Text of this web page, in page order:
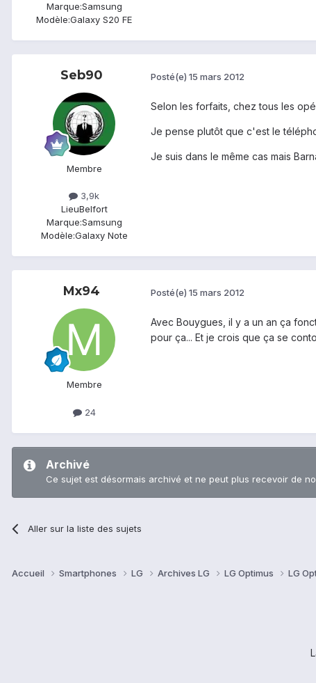
Marque:Samsung
Modèle:Galaxy S20 FE
Seb90
Membre
3,9k
LieuBelfort
Marque:Samsung
Modèle:Galaxy Note
Posté(e) 15 mars 2012
Selon les forfaits, chez tous les
Je pense plutôt que c'est le
Je suis dans le même cas mais
Mx94
Membre
24
Posté(e) 15 mars 2012
Avec Bouygues, il y a un an ça
pour ça... Et je crois que ça se
Archivé
Ce sujet est désormais archivé et ne peut plus recevoir de
Aller sur la liste des sujets
Accueil Smartphones LG Archives LG LG Optimus LG